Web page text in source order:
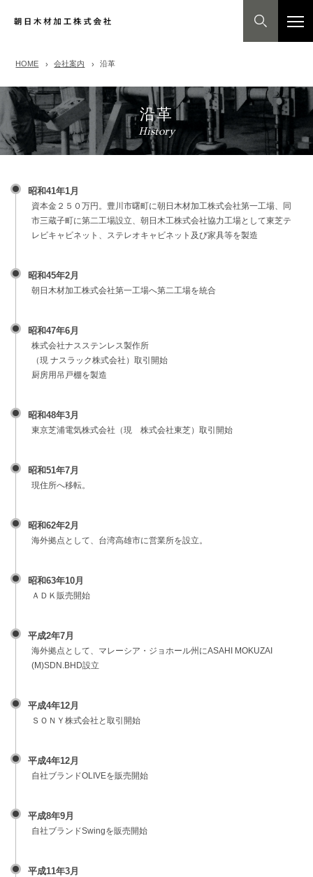
HOME 会社案内 沿革
沿革
History
昭和41年1月
資本金２５０万円。豊川市曙町に朝日木材加工株式会社第一工場、同
市三蔵子町に第二工場設立、朝日木工株式会社協力工場として東芝テ
レビキャビネット、ステレオキャビネット及び家具等を製造
昭和45年2月
朝日木材加工株式会社第一工場へ第二工場を統合
昭和47年6月
株式会社ナスステンレス製作所
（現 ナスラック株式会社）取引開始
厨房用吊戸棚を製造
昭和48年3月
東京芝浦電気株式会社（現 株式会社東芝）取引開始
昭和51年7月
現住所へ移転。
昭和62年2月
海外拠点として、台湾高雄市に営業所を設立。
昭和63年10月
ＡＤＫ販売開始
平成2年7月
海外拠点として、マレーシア・ジョホール州にASAHI MOKUZAI
(M)SDN.BHD設立
平成4年12月
ＳＯＮＹ株式会社と取引開始
平成4年12月
自社ブランドOLIVEを販売開始
平成8年9月
自社ブランドSwingを販売開始
平成11年3月